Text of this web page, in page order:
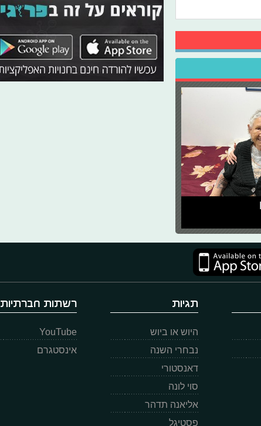
תגיות
היוש או ביוש
נבחרי השנה
דאנסטורי
סוי לונה
אליאנה תדהר
פסטיגל
רשתות חברתיות
YouTube
אינסטגרם